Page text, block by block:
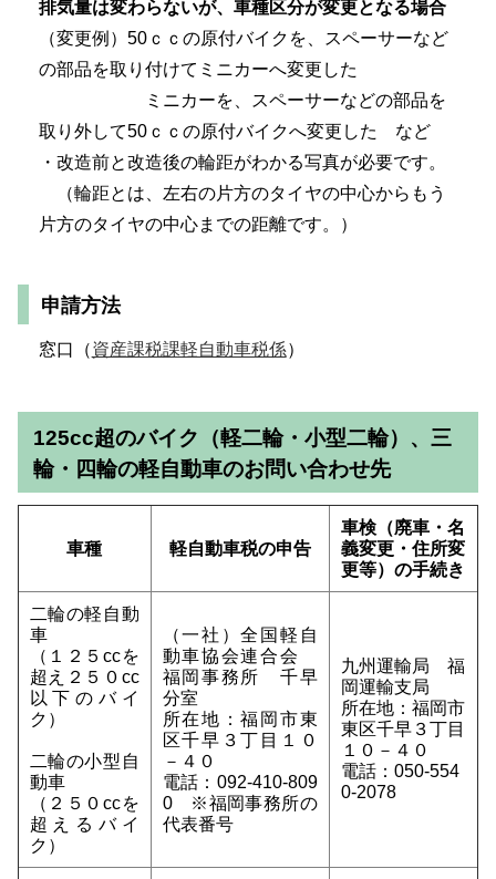
排気量は変わらないが、車種区分が変更となる場合
（変更例）50ｃｃの原付バイクを、スペーサーなど
の部品を取り付けてミニカーへ変更した
ミニカーを、スペーサーなどの部品を
取り外して50ｃｃの原付バイクへ変更した など
・改造前と改造後の輪距がわかる写真が必要です。
（輪距とは、左右の片方のタイヤの中心からもう
片方のタイヤの中心までの距離です。）
申請方法
窓口（資産課税課軽自動車税係）
125cc超のバイク（軽二輪・小型二輪）、三
輪・四輪の軽自動車のお問い合わせ先
車種 軽自動車税の申告
車検（廃車・名
義変更・住所変
更等）の手続き
二輪の軽自動
車
（１２５ccを
超え２５０cc
以下のバイ
ク）
二輪の小型自
動車
（２５０ccを
超えるバイ
ク）
（一社）全国軽自
動車協会連合会
福岡事務所 千早
分室
所在地：福岡市東
区千早３丁目１０
－４０
電話：092-410-809
0 ※福岡事務所の
代表番号
九州運輸局 福
岡運輸支局
所在地：福岡市
東区千早３丁目
１０－４０
電話：050-554
0-2078